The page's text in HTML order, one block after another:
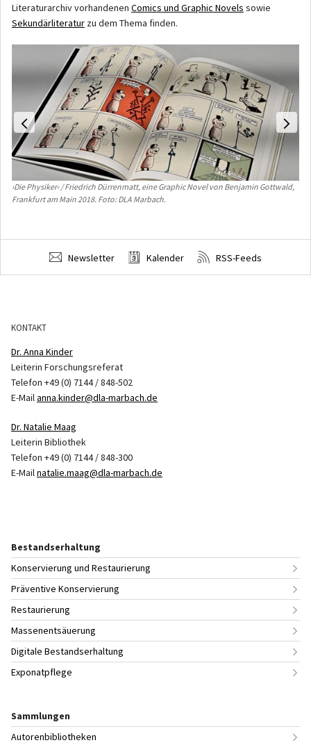
Literaturarchiv vorhandenen Comics und Graphic Novels sowie
Sekundärliteratur zu dem Thema finden.
›Die Physiker‹ / Friedrich Dürrenmatt, eine Graphic Novel von Benjamin Gottwald,
Frankfurt am Main 2018. Foto: DLA Marbach.
Newsletter Kalender RSS-Feeds
KONTAKT
Dr. Anna Kinder
Leiterin Forschungsreferat
Telefon +49 (0) 7144 / 848-502
E-Mailanna.kinder@dla-marbach.de
Dr. Natalie Maag
Leiterin Bibliothek
Telefon +49 (0) 7144 / 848-300
E-Mailnatalie.maag@dla-marbach.de
Bestandserhaltung
Konservierung und Restaurierung
Präventive Konservierung
Restaurierung
Massenentsäuerung
Digitale Bestandserhaltung
Exponatpflege
Sammlungen
Autorenbibliotheken